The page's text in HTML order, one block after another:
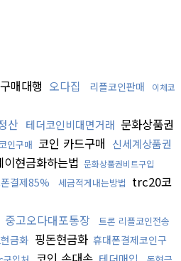
매대행 오다집 리플코인판매
이체코
산 테더코인비대면거래 문화상품권
인구매 코인 카드구매 신세계상품권
이현금화하는법 문화상품권비트구입
결제85% 세금적게내는방법 trc20코
중고오다대포통장 트론 리플코인전송
금화 핑돈현금화 휴대폰결제코인구